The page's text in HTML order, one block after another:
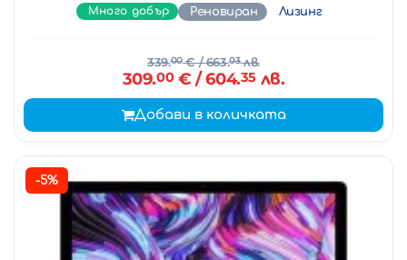
Много добър Реновиран Лизинг
339.00€/ 663.03лв.
309.00€ / 604.35лв.
Добави в количката
-5%